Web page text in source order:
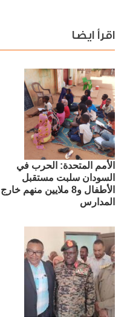
اقرأ ايضا
الأمم المتحدة: الحرب في
السودان سلبت مستقبل
الأطفال و8 ملايين منهم خارج
المدارس